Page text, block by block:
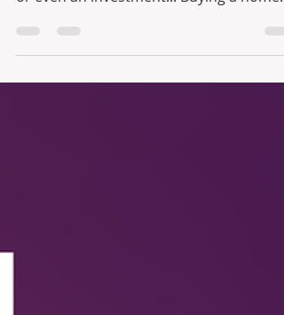
permanent residence... A vacation home
or even an investment... Buying a home
can seem like a...